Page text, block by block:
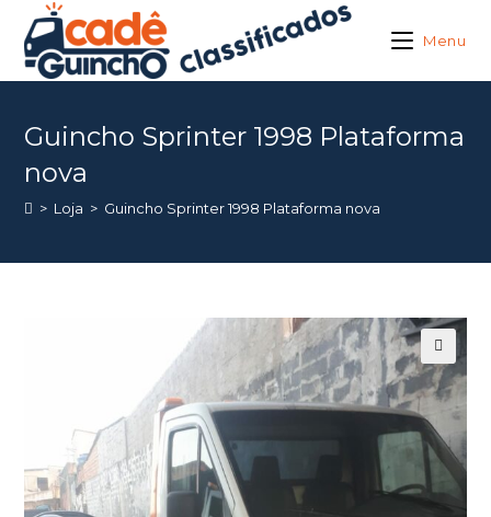
para
Menu
Guincho Sprinter 1998 Plataforma
nova
> Loja > Guincho Sprinter 1998 Plataforma nova
🔍